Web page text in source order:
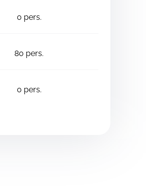
0 pers.
80 pers.
0 pers.